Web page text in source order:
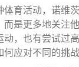
体育活动，诺维
是更多地关注
动，也有尝试过
应对不同的挑战